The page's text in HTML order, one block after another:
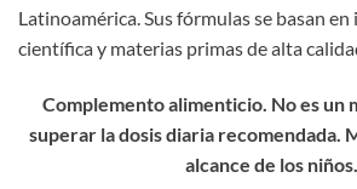
Latinoamérica. Sus fórmulas se basan
científica y materias primas de alta
Complemento alimenticio. No es un
superar la dosis diaria recomendada.
alcance de los niños.